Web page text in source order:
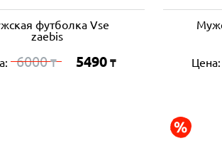
футболка Vse
zaebis
6000₸ 5490 ₸